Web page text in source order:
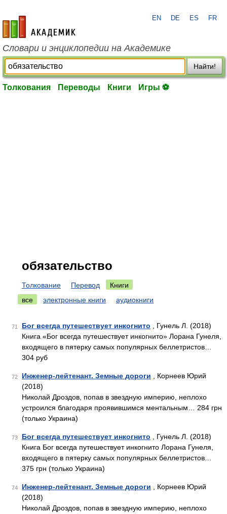
academic.ru
EN DE ES FR
Словари и энциклопедии на Академике
Найти!
Толкования Переводы Книги Игры ⚽
обязательство
Толкование Перевод
Книги
все
электронные книги аудиокниги
71 Бог всегда путешествует инкогнито , Гунель Л. (2018)
Книга «Бог всегда путешествует инкогнито» Лорана Гунеля,
входящего в пятерку самых популярных беллетристов…
304 руб
72 Инженер-лейтенант. Земные дороги , Корнеев Юрий
(2018)
Николай Дроздов, попав в звездную империю, неплохо
устроился благодаря проявившимся ментальным… 284 грн
(только Украина)
73 Бог всегда путешествует инкогнито , Гунель Л. (2018)
Книга Бог всегда путешествует инкогнито Лорана Гунеля,
входящего в пятерку самых популярных беллетристов…
375 грн (только Украина)
74 Инженер-лейтенант. Земные дороги , Корнеев Юрий
(2018)
Николай Дроздов, попав в звездную империю, неплохо